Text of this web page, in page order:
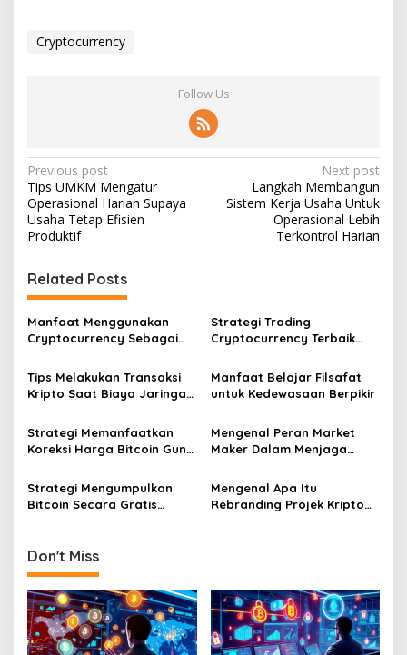
Cryptocurrency
Follow Us
Post
navigation
Previous post
Tips UMKM Mengatur
Operasional Harian Supaya
Usaha Tetap Efisien
Produktif
Next post
Langkah Membangun
Sistem Kerja Usaha Untuk
Operasional Lebih
Terkontrol Harian
Related Posts
Manfaat Menggunakan
Cryptocurrency Sebagai
Era Ekonomi Baru
Strategi Trading
Cryptocurrency Terbaik
Enam Mendatang
Tips Melakukan Transaksi
Kripto Saat Biaya Jaringan
Manfaat Belajar Filsafat
untuk Kedewasaan Berpikir
Strategi Memanfaatkan
Koreksi Harga Bitcoin Guna
Jangka Panjang
Mengenal Peran Market
Maker Dalam Menjaga
Kripto
Strategi Mengumpulkan
Bitcoin Secara Gratis
Sekarang
Mengenal Apa Itu
Rebranding Projek Kripto
Don't Miss